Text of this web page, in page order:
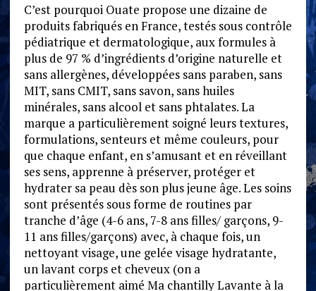
C’est pourquoi Ouate propose une dizaine de
produits fabriqués en France, testés sous contrôle
pédiatrique et dermatologique, aux formules à
plus de 97 % d’ingrédients d’origine naturelle et
sans allergènes, développées sans paraben, sans
MIT, sans CMIT, sans savon, sans huiles
minérales, sans alcool et sans phtalates. La
marque a particulièrement soigné leurs textures,
formulations, senteurs et même couleurs, pour
que chaque enfant, en s’amusant et en réveillant
ses sens, apprenne à préserver, protéger et
hydrater sa peau dès son plus jeune âge. Les soins
sont présentés sous forme de routines par
tranche d’âge (4-6 ans, 7-8 ans filles/ garçons, 9-
11 ans filles/garçons) avec, à chaque fois, un
nettoyant visage, une gelée visage hydratante,
un lavant corps et cheveux (on a
particulièrement aimé Ma chantilly Lavante à la